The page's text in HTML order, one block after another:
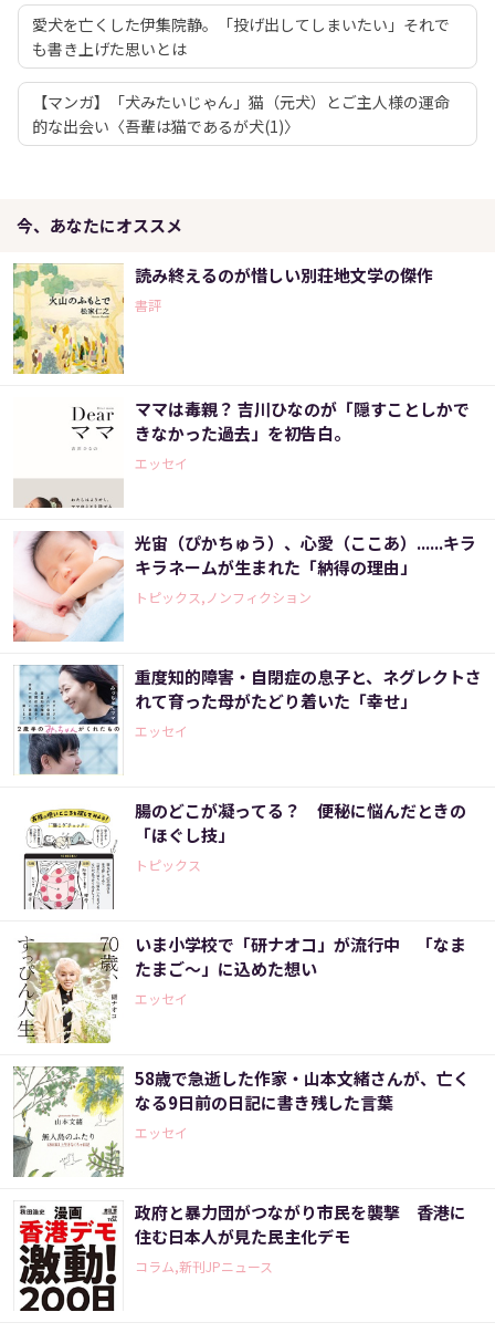
愛犬を亡くした伊集院静。「投げ出してしまいたい」それで
も書き上げた思いとは
【マンガ】「犬みたいじゃん」猫（元犬）とご主人様の運命
的な出会い〈吾輩は猫であるが犬(1)〉
今、あなたにオススメ
読み終えるのが惜しい別荘地文学の傑作
書評
ママは毒親？ 吉川ひなのが「隠すことしかで
きなかった過去」を初告白。
エッセイ
光宙（ぴかちゅう）、心愛（ここあ）......キラ
キラネームが生まれた「納得の理由」
トピックス,ノンフィクション
重度知的障害・自閉症の息子と、ネグレクトさ
れて育った母がたどり着いた「幸せ」
エッセイ
腸のどこが凝ってる？ 便秘に悩んだときの
「ほぐし技」
トピックス
いま小学校で「研ナオコ」が流行中 「なま
たまご～」に込めた想い
エッセイ
58歳で急逝した作家・山本文緒さんが、亡く
なる9日前の日記に書き残した言葉
エッセイ
政府と暴力団がつながり市民を襲撃 香港に
住む日本人が見た民主化デモ
コラム,新刊JPニュース